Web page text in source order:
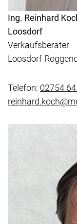
Ing. Reinhard
Loosdorf
Verkaufsberater
Loosdorf-
Telefon: 02754